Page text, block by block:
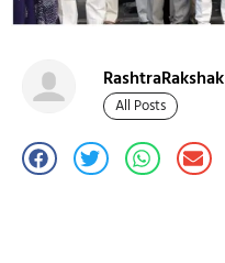
RashtraRakshak
All Posts